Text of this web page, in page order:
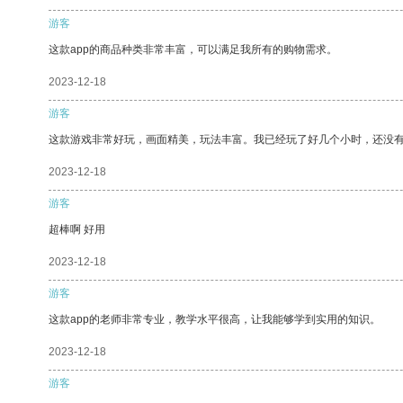
游客
这款app的商品种类非常丰富，可以满足我所有的购物需求。
2023-12-18
游客
这款游戏非常好玩，画面精美，玩法丰富。我已经玩了好几个小时，还没
2023-12-18
游客
超棒啊 好用
2023-12-18
游客
这款app的老师非常专业，教学水平很高，让我能够学到实用的知识。
2023-12-18
游客